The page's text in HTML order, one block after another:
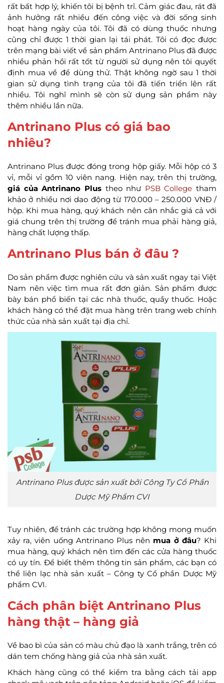
rất bất hợp lý, khiến tôi bị bệnh trĩ. Cảm giác đau, rát đã
ảnh hưởng rất nhiều đến công việc và đời sống sinh
hoạt hàng ngày của tôi. Tôi đã có dùng thuốc nhưng
cũng chỉ được 1 thời gian lại tái phát. Tôi có đọc được
trên mạng bài viết về sản phẩm Antrinano Plus đã được
nhiều phản hồi rất tốt từ người sử dụng nên tôi quyết
định mua về để dùng thử. Thật không ngờ sau 1 thời
gian sử dụng tình trạng của tôi đã tiến triển lên rất
nhiều. Tôi nghĩ mình sẽ còn sử dụng sản phẩm này
thêm nhiều lần nữa.
Antrinano Plus có giá bao
nhiêu?
Antrinano Plus được đóng trong hộp giấy. Mỗi hộp có 3
vỉ, mỗi vỉ gồm 10 viên nang. Hiện nay, trên thị trường,
giá của Antrinano Plustheo như PSB College tham
khảo ở nhiều nơi dao động từ 170.000 – 250.000 VNĐ /
hộp. Khi mua hàng, quý khách nên cân nhắc giá cả với
giá chung trên thị trường để tránh mua phải hàng giả,
hàng chất lượng thấp.
Antrinano Plus bán ở đâu ?
Do sản phẩm được nghiên cứu và sản xuất ngay tại Việt
Nam nên việc tìm mua rất đơn giản. Sản phẩm được
bày bán phổ biến tại các nhà thuốc, quầy thuốc. Hoặc
khách hàng có thể đặt mua hàng trên trang web chính
thức của nhà sản xuất tại địa chỉ.
Antrinano Plus được sản xuất bởi Công Ty Cổ Phần
Dược Mỹ Phẩm CVI
Tuy nhiên, để tránh các trường hợp không mong muốn
xảy ra, viên uống Antrinano Plus nên mua ở đâu? Khi
mua hàng, quý khách nên tìm đến các cửa hàng thuốc
có uy tín. Để biết thêm thông tin sản phẩm, các bạn có
thể liên lạc nhà sản xuất – Công ty Cổ phần Dược Mỹ
phẩm CVI.
Cách phân biệt Antrinano Plus
hàng thật – hàng giả
Về bao bì của sản có màu chủ đạo là xanh trắng, trên có
dán tem chống hàng giả của nhà sản xuất.
Khách hàng cũng có thể kiểm tra bằng cách tải app